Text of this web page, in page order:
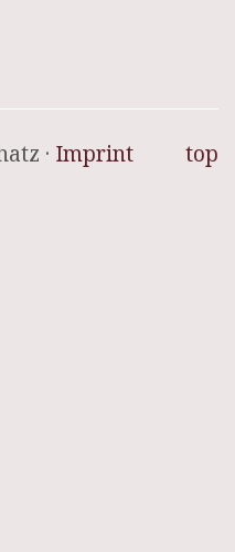
top
· Imprint